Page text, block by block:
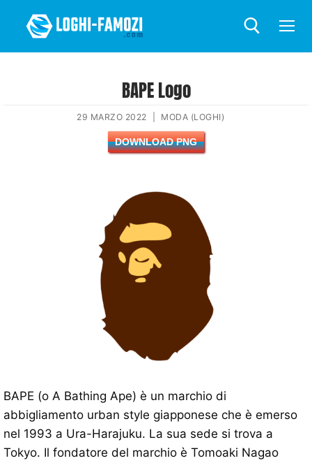
BAPE Logo
29 MARZO 2022 MODA (LOGHI)
DOWNLOAD PNG
BAPE (o A Bathing Ape) è un marchio di
abbigliamento urban style giapponese che è emerso
nel 1993 a Ura-Harajuku. La sua sede si trova a
Tokyo. Il fondatore del marchio è Tomoaki Nagao